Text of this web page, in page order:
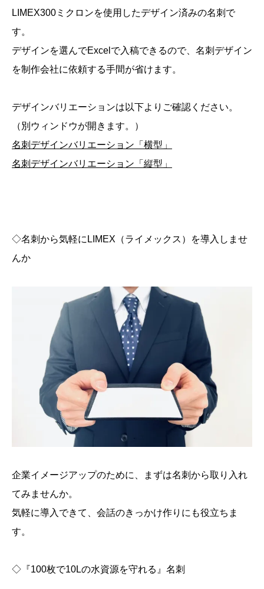
LIMEX300ミクロンを使用したデザイン済みの名刺で
す。
デザインを選んでExcelで入稿できるので、名刺デザイン
を制作会社に依頼する手間が省けます。
デザインバリエーションは以下よりご確認ください。
（別ウィンドウが開きます。）
名刺デザインバリエーション「横型」
名刺デザインバリエーション「縦型」
◇名刺から気軽にLIMEX（ライメックス）を導入しませ
んか
企業イメージアップのために、まずは名刺から取り入れ
てみませんか。
気軽に導入できて、会話のきっかけ作りにも役立ちま
す。
◇『100枚で10Lの水資源を守れる』名刺